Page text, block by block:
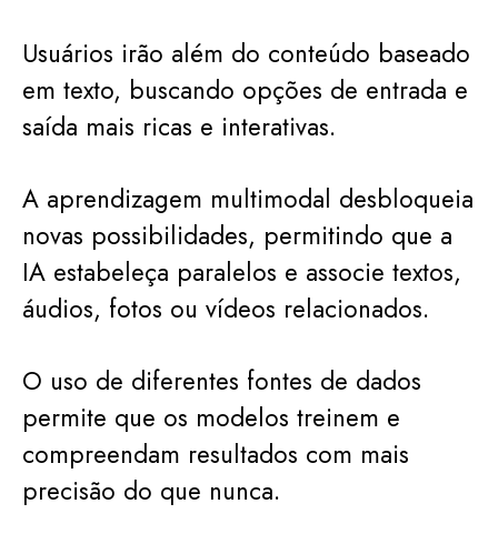
Usuários irão além do conteúdo baseado
em texto, buscando opções de entrada e
saída mais ricas e interativas.
A aprendizagem multimodal desbloqueia
novas possibilidades, permitindo que a
IA estabeleça paralelos e associe textos,
áudios, fotos ou vídeos relacionados.
O uso de diferentes fontes de dados
permite que os modelos treinem e
compreendam resultados com mais
precisão do que nunca.